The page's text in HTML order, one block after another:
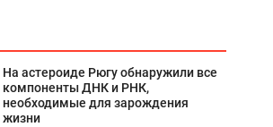
На астероиде Рюгу обнаружили все
компоненты ДНК и РНК,
необходимые для зарождения
жизни